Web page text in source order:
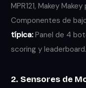
MPR121, Makey
Componentes de
típica:Panel de 4
scoring y leaderboard.
2. Sensores de